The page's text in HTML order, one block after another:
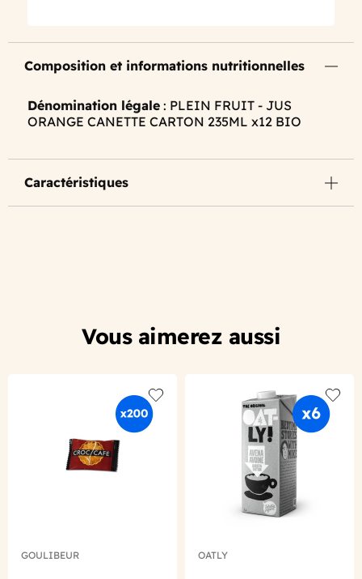
Composition et informations nutritionnelles
Dénomination légale : PLEIN FRUIT - JUS
ORANGE CANETTE CARTON 235ML x12 BIO
Caractéristiques
Vous aimerez aussi
Add to wishlist
GOULIBEUR
Add
OATLY